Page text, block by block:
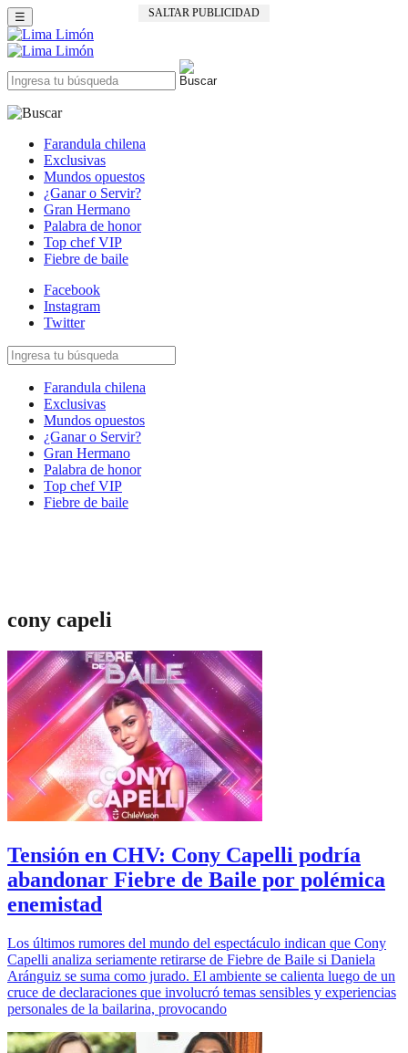
SALTAR PUBLICIDAD
☰
Farandula chilena
Exclusivas
Mundos opuestos
¿Ganar o Servir?
Gran Hermano
Palabra de honor
Top chef VIP
Fiebre de baile
Facebook
Instagram
Twitter
Farandula chilena
Exclusivas
Mundos opuestos
¿Ganar o Servir?
Gran Hermano
Palabra de honor
Top chef VIP
Fiebre de baile
cony capeli
Tensión en CHV: Cony Capelli podría
abandonar Fiebre de Baile por polémica
enemistad
Los últimos rumores del mundo del espectáculo indican que Cony
Capelli analiza seriamente retirarse de Fiebre de Baile si Daniela
Aránguiz se suma como jurado. El ambiente se calienta luego de un
cruce de declaraciones que involucró temas sensibles y experiencias
personales de la bailarina, provocando